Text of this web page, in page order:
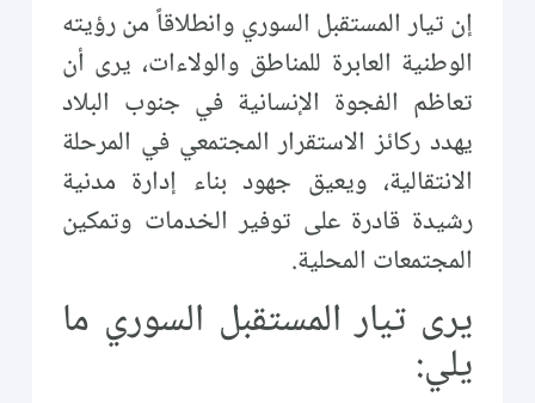
إن تيار المستقبل السوري وانطلاقاً من رؤيته
الوطنية العابرة للمناطق والولاءات، يرى أن
تعاظم الفجوة الإنسانية في جنوب البلاد
يهدد ركائز الاستقرار المجتمعي في المرحلة
الانتقالية، ويعيق جهود بناء إدارة مدنية
رشيدة قادرة على توفير الخدمات وتمكين
المجتمعات المحلية.
يرى تيار المستقبل السوري ما
يلي: